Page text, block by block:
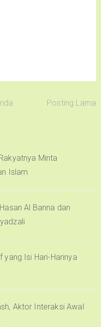
Posting Lama
Minta
Islam
Al Banna dan
yang Isi Hari-Harinya
Aktor Interaksi Awal